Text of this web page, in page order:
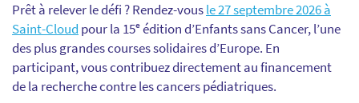
Prêt à relever le défi ? Rendez-vousle 27 septembre 2026 à
Saint-Cloud pour la 15ᵉ édition d’Enfants sans Cancer, l’une
des plus grandes courses solidaires d’Europe. En
participant, vous contribuez directement au financement
de la recherche contre les cancers pédiatriques.